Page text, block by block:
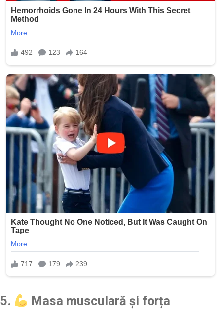
5. Masa musculară și forța